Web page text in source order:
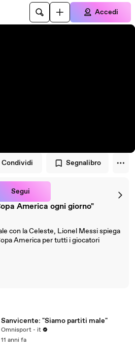
Accedi
Condividi Segnalibro
Segui
America ogni giorno"
con la Celeste, Lionel Messi spiega
America per tutti i giocatori
Sanvicente: "Siamo partiti male"
Omnisport - it
11 anni fa